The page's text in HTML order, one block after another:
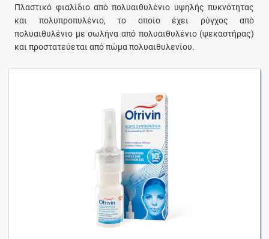
Πλαστικό φιαλίδιο από πολυαιθυλένιο υψηλής πυκνότητας
και πολυπροπυλένιο, το οποίο έχει ρύγχος από
πολυαιθυλένιο με σωλήνα από πολυαιθυλένιο (ψεκαστήρας)
και προστατεύεται από πώμα πολυαιθυλενίου.